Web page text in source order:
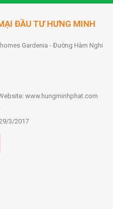
ĐẦU TƯ HƯNG MINH
Gardenia - Đường Hàm Nghi
www.hungminhphat.com
3/2017